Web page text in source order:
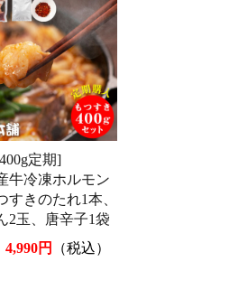
定期]
牛冷凍ホルモン
すきのたれ1本、
2玉、唐辛子1袋
4,990円 （税込）